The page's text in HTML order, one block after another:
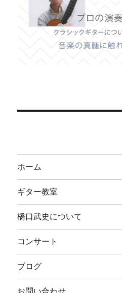
ホーム
ギター教室
橋口武史について
コンサート
ブログ